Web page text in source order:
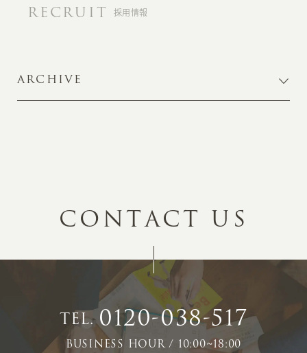
RECRUIT 採用情報
ARCHIVE
CONTACT US
TEL.0120-038-517
BUSINESS HOUR / 10:00~18:00